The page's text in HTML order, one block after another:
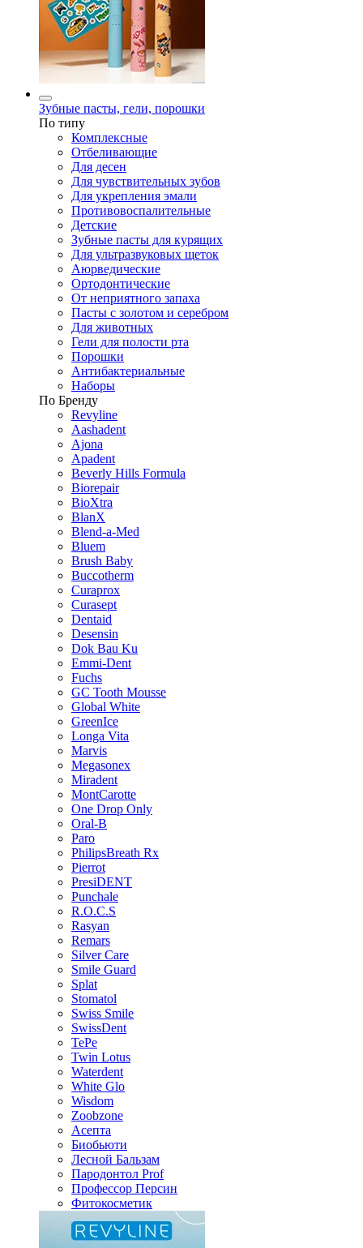
Зубные пасты, гели, порошки
По типу
Комплексные
Отбеливающие
Для десен
Для чувствительных зубов
Для укрепления эмали
Противовоспалительные
Детские
Зубные пасты для курящих
Для ультразвуковых щеток
Аюрведические
Ортодонтические
От неприятного запаха
Пасты с золотом и серебром
Для животных
Гели для полости рта
Порошки
Антибактериальные
Наборы
По Бренду
Revyline
Aashadent
Ajona
Apadent
Beverly Hills Formula
Biorepair
BioXtra
BlanX
Blend-a-Med
Bluem
Brush Baby
Buccotherm
Curaprox
Curasept
Dentaid
Desensin
Dok Bau Ku
Emmi-Dent
Fuchs
GC Tooth Mousse
Global White
GreenIce
Longa Vita
Marvis
Megasonex
Miradent
MontCarotte
One Drop Only
Oral-B
Paro
PhilipsBreath Rx
Pierrot
PresiDENT
Punchale
R.O.C.S
Rasyan
Remars
Silver Care
Smile Guard
Splat
Stomatol
Swiss Smile
SwissDent
TePe
Twin Lotus
Waterdent
White Glo
Wisdom
Zoobzone
Асепта
Биобьюти
Лесной Бальзам
Пародонтол Prof
Профессор Персин
Фитокосметик